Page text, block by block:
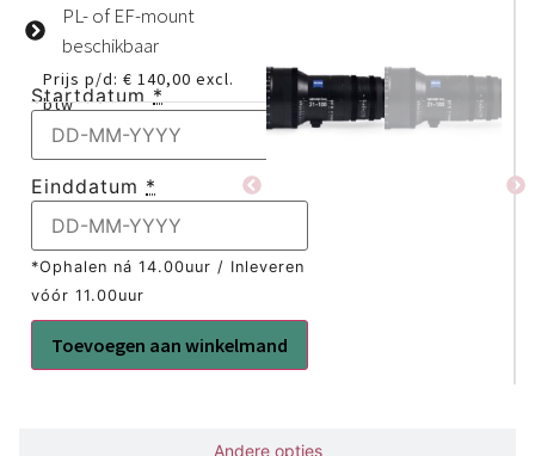
PL- of EF-mount
beschikbaar
Startdatum *
Einddatum *
*Ophalen ná 14.00uur / Inleveren
vóór 11.00uur
Toevoegen aan winkelmand
Prijs p/d: € 140,00 excl.
btw
Andere opties